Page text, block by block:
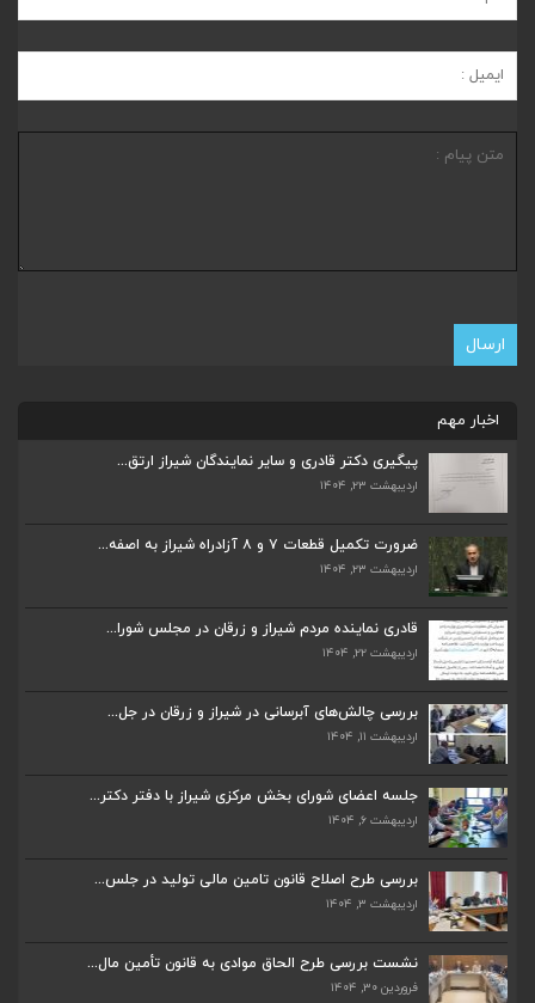
اخبار مهم
پیگیری دکتر قادری و سایر نمایندگان شیراز ارتق...
اردیبهشت ۲۳, ۱۴۰۴
ضرورت تکمیل قطعات ۷ و ۸ آزادراه شیراز به اصفه...
اردیبهشت ۲۳, ۱۴۰۴
قادری نماینده مردم شیراز و زرقان در مجلس شورا...
اردیبهشت ۲۲, ۱۴۰۴
بررسی چالش‌های آبرسانی در شیراز و زرقان در جل...
اردیبهشت ۱۱, ۱۴۰۴
جلسه اعضای شورای بخش مرکزی شیراز با دفتر دکتر...
اردیبهشت ۶, ۱۴۰۴
بررسی طرح اصلاح قانون تامین مالی تولید در جلس...
اردیبهشت ۳, ۱۴۰۴
نشست بررسی طرح الحاق موادی به قانون تأمین مال...
فروردین ۳۰, ۱۴۰۴
ضرورت تکمیل قطعات ۷ و ۸ آزادراه شیراز به اصفه...
اردیبهشت ۲۳, ۱۴۰۴
قادری نماینده مردم شیراز و زرقان در مجلس شورا...
بررسی چالش‌های آبرسانی در شیراز و زرقان در جل...
جلسه اعضای شورای بخش مرکزی شیراز با دفتر دکتر...
اردیبهشت ۶, ۱۴۰۴
پیگیری دکتر قادری و سایر نمایندگان شیراز ارتق...
اردیبهشت ۲۳, ۱۴۰۴
اردیبهشت ۲۳, ۱۴۰۴